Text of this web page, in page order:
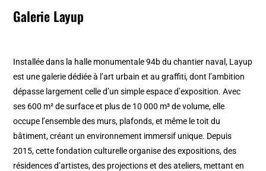
Galerie Layup
Installée dans la halle monumentale 94b du chantier naval, Layup
est une galerie dédiée à l’art urbain et au graffiti, dont l’ambition
dépasse largement celle d’un simple espace d’exposition. Avec
ses 600 m² de surface et plus de 10 000 m³ de volume, elle
occupe l’ensemble des murs, plafonds, et même le toit du
bâtiment, créant un environnement immersif unique. Depuis
2015, cette fondation culturelle organise des expositions, des
résidences d’artistes, des projections et des ateliers, mettant en